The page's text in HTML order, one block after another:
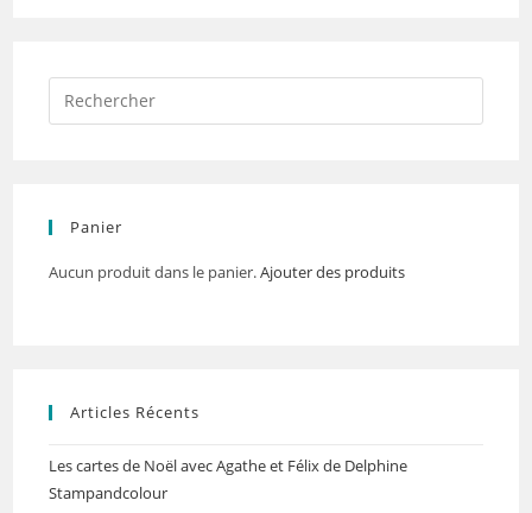
Panier
Aucun produit dans le panier.Ajouter des produits
Articles Récents
Les cartes de Noël avec Agathe et Félix de Delphine
Stampandcolour